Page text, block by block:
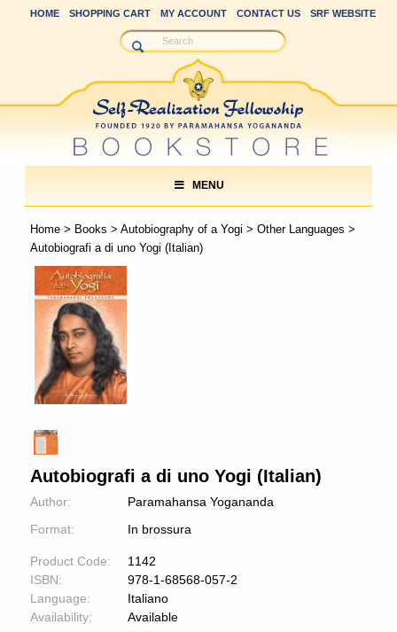
HOME SHOPPING CART MY ACCOUNT CONTACT US SRF WEBSITE
MENU
Home> Books > Autobiography of a Yogi > Other Languages >
Autobiografi a di uno Yogi (Italian)
Autobiografi a di uno Yogi (Italian)
Author:
Paramahansa Yogananda
Format:
In brossura
Product Code:
1142
ISBN:
978-1-68568-057-2
Language:
Italiano
Availability:
Available